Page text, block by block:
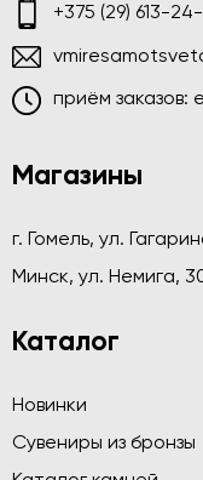
+375 (29) 613-
приём заказов:
Магазины
г. Гомель, ул.
Минск, ул. Немига,
Каталог
Новинки
Сувениры из бронзы